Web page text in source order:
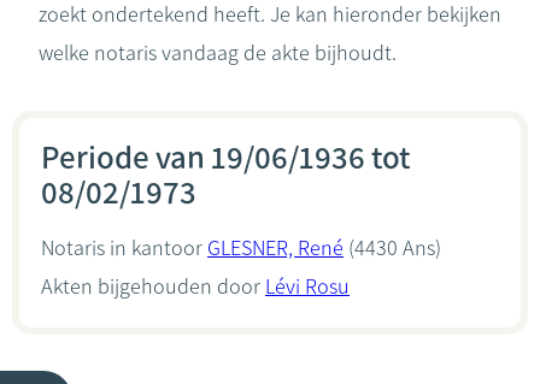
Over de notaris
zoekt ondertekend heeft. Je kan hieronder bekijken
welke notaris vandaag de akte bijhoudt.
Periode van 19/06/1936 tot
08/02/1973
Notaris in kantoor GLESNER, René (4430 Ans)
Akten bijgehouden door Lévi Rosu